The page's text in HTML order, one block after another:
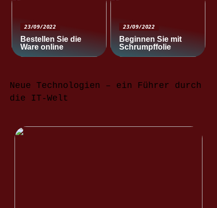
23/09/2022
Bestellen Sie die
Ware online
23/09/2022
Beginnen Sie mit
Schrumpffolie
Neue Technologien – ein Führer durch
die IT-Welt